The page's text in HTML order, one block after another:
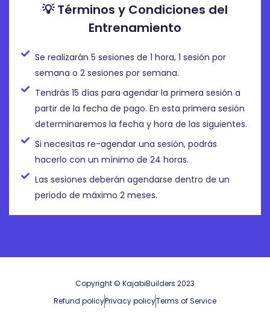
💡 Términos y Condiciones del
Entrenamiento
Se realizarán 5 sesiones de 1 hora, 1 sesión por
semana o 2 sesiones por semana.
Tendrás 15 días para agendar la primera sesión a
partir de la fecha de pago. En esta primera sesión
determinaremos la fecha y hora de las siguientes.
Si necesitas re-agendar una sesión, podrás
hacerlo con un mínimo de 24 horas.
Las sesiones deberán agendarse dentro de un
periodo de máximo 2 meses.
Copyright © KajabiBuilders 2023
Refund policyPrivacy policyTerms of Service